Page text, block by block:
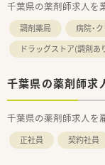
千葉県の薬剤師求人を
調剤薬局 病院・
ドラッグストア(調剤あ
千葉県の薬剤師求
千葉県の薬剤師求人を
正社員 契約社員